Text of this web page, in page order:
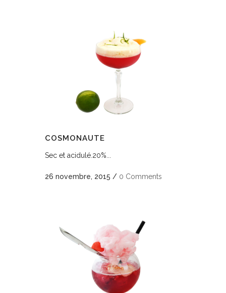
COSMONAUTE
Sec et acidulé.20%...
26 novembre, 2015 / 0 Comments